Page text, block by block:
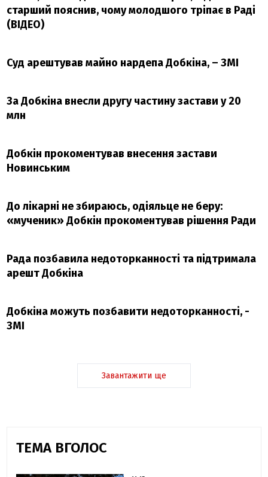
старший пояснив, чому молодшого тріпає в Раді
(ВІДЕО)
Суд арештував майно нардепа Добкіна, – ЗМІ
За Добкіна внесли другу частину застави у 20
млн
Добкін прокоментував внесення застави
Новинським
До лікарні не збираюсь, одіяльце не беру:
«мученик» Добкін прокоментував рішення Ради
Рада позбавила недоторканності та підтримала
арешт Добкіна
Добкіна можуть позбавити недоторканності, -
ЗМІ
Завантажити ще
ТЕМА ВГОЛОС